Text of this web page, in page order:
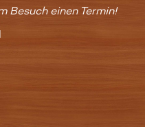
Besuch einen Termin!